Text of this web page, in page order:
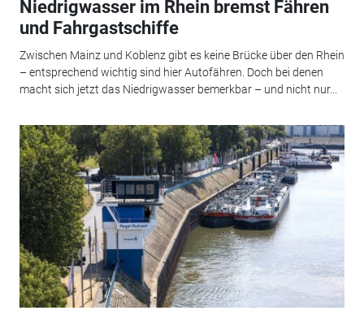
Niedrigwasser im Rhein bremst Fähren
und Fahrgastschiffe
Zwischen Mainz und Koblenz gibt es keine Brücke über den Rhein
– entsprechend wichtig sind hier Autofähren. Doch bei denen
macht sich jetzt das Niedrigwasser bemerkbar – und nicht nur...